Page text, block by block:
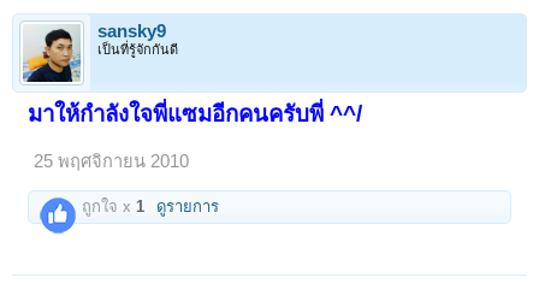
sansky9
เป็นที่รู้จักกันดี
มาให้กำลังใจพี่แซมอีกคนครับพี่ ^^/
25 พฤศจิกายน 2010
ถูกใจ x1 ดูรายการ